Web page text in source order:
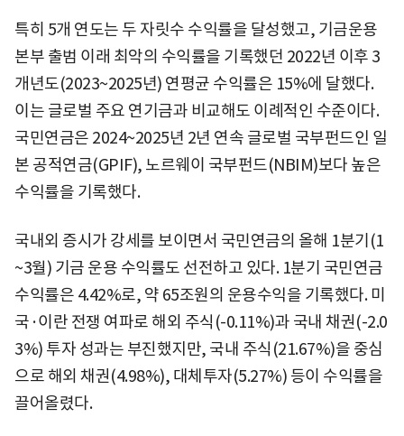
특히 5개 연도는 두 자릿수 수익률을 달성했고, 기금운용
본부 출범 이래 최악의 수익률을 기록했던 2022년 이후 3
개년도(2023~2025년) 연평균 수익률은 15%에 달했다.
이는 글로벌 주요 연기금과 비교해도 이례적인 수준이다.
국민연금은 2024~2025년 2년 연속 글로벌 국부펀드인 일
본 공적연금(GPIF), 노르웨이 국부펀드(NBIM)보다 높은
수익률을 기록했다.
국내외 증시가 강세를 보이면서 국민연금의 올해 1분기(1
~3월) 기금 운용 수익률도 선전하고 있다. 1분기 국민연금
수익률은 4.42%로, 약 65조원의 운용수익을 기록했다. 미
국·이란 전쟁 여파로 해외 주식(-0.11%)과 국내 채권(-2.0
3%) 투자 성과는 부진했지만, 국내 주식(21.67%)을 중심
으로 해외 채권(4.98%), 대체투자(5.27%) 등이 수익률을
끌어올렸다.